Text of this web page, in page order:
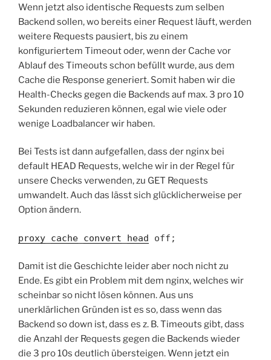
Wenn jetzt also identische Requests zum selben
Backend sollen, wo bereits einer Request läuft, werden
weitere Requests pausiert, bis zu einem
konfiguriertem Timeout oder, wenn der Cache vor
Ablauf des Timeouts schon befüllt wurde, aus dem
Cache die Response generiert. Somit haben wir die
Health-Checks gegen die Backends auf max. 3 pro 10
Sekunden reduzieren können, egal wie viele oder
wenige Loadbalancer wir haben.
Bei Tests ist dann aufgefallen, dass der nginx bei
default HEAD Requests, welche wir in der Regel für
unsere Checks verwenden, zu GET Requests
umwandelt. Auch das lässt sich glücklicherweise per
Option ändern.
proxy_cache_convert_head off;
Damit ist die Geschichte leider aber noch nicht zu
Ende. Es gibt ein Problem mit dem nginx, welches wir
scheinbar so nicht lösen können. Aus uns
unerklärlichen Gründen ist es so, dass wenn das
Backend so down ist, dass es z. B. Timeouts gibt, dass
die Anzahl der Requests gegen die Backends wieder
die 3 pro 10s deutlich übersteigen. Wenn jetzt ein